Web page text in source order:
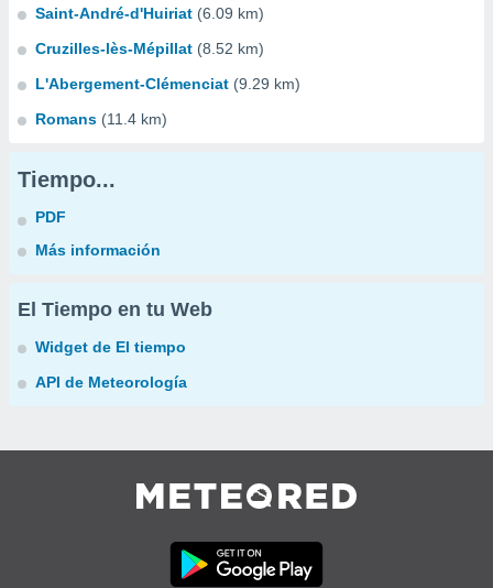
Saint-André-d'Huiriat (6.09 km)
Cruzilles-lès-Mépillat (8.52 km)
L'Abergement-Clémenciat (9.29 km)
Romans (11.4 km)
Tiempo...
PDF
Más información
El Tiempo en tu Web
Widget de El tiempo
API de Meteorología